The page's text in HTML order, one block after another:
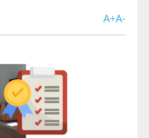
A+A-